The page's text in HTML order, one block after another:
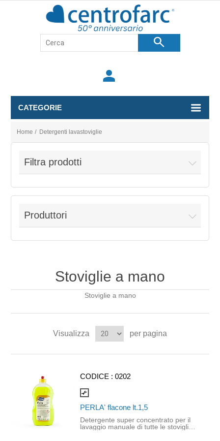
search
person
CATEGORIE
Home / Detergenti lavastoviglie
Filtra prodotti
Produttori
Stoviglie a mano
Stoviglie a mano
Visualizza per pagina
CODICE :0202
compare_arrows
PERLA' flacone lt.1,5
Detergente super concentrato per il
lavaggio manuale di tutte le stoviglie